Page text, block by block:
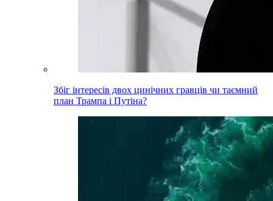
Збіг інтересів двох цинічних гравців чи таємний
план Трампа і Путіна?